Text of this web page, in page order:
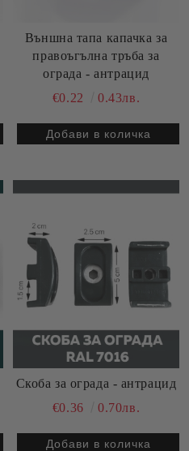
Външна тапа капачка за
правоъгълна тръба за
ограда - антрацид
€0.22
0.43лв.
Скоба за ограда - антрацид
€0.36
0.70лв.